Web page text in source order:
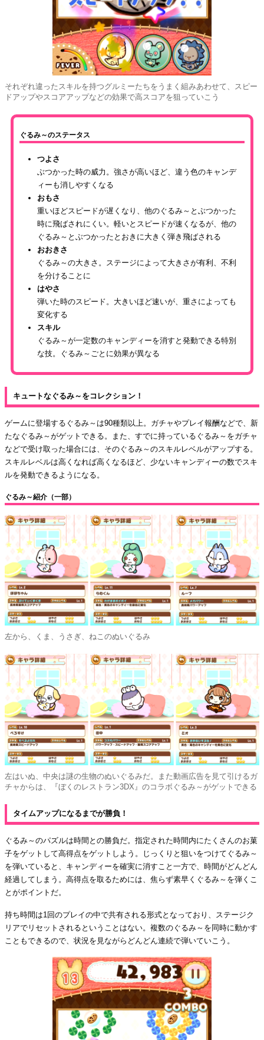
それぞれ違ったスキルを持つグルミーたちをうまく組みあわせて、スピー
ドアップやスコアアップなどの効果で高スコアを狙っていこう
ぐるみ～のステータス
つよさ
ぶつかった時の威力。強さが高いほど、違う色のキャンデ
ィーも消しやすくなる
おもさ
重いほどスピードが遅くなり、他のぐるみ～とぶつかった
時に飛ばされにくい。軽いとスピードが速くなるが、他の
ぐるみ～とぶつかったとおきに大きく弾き飛ばされる
おおきさ
ぐるみ～の大きさ。ステージによって大きさが有利、不利
を分けることに
はやさ
弾いた時のスピード。大きいほど速いが、重さによっても
変化する
スキル
ぐるみ～が一定数のキャンディーを消すと発動できる特別
な技。ぐるみ～ごとに効果が異なる
キュートなぐるみ～をコレクション！
ゲームに登場するぐるみ～は90種類以上。ガチャやプレイ報酬などで、新
たなぐるみ～がゲットできる。また、すでに持っているぐるみ～をガチャ
などで受け取った場合には、そのぐるみ～のスキルレベルがアップする。
スキルレベルは高くなれば高くなるほど、少ないキャンディーの数でスキ
ルを発動できるようになる。
ぐるみ～紹介（一部）
左から、くま、うさぎ、ねこのぬいぐるみ
左はいぬ、中央は謎の生物のぬいぐるみだ。また動画広告を見て引けるガ
チャからは、『ぼくのレストラン3DX』のコラボぐるみ～がゲットできる
タイムアップになるまでが勝負！
ぐるみ～のパズルは時間との勝負だ。指定された時間内にたくさんのお菓
子をゲットして高得点をゲットしよう。じっくりと狙いをつけてぐるみ～
を弾いていると、キャンディーを確実に消すこと一方で、時間がどんどん
経過してしまう。高得点を取るためには、焦らず素早くぐるみ～を弾くこ
とがポイントだ。
持ち時間は1回のプレイの中で共有される形式となっており、ステージク
リアでリセットされるということはない。複数のぐるみ～を同時に動かす
こともできるので、状況を見ながらどんどん連続で弾いていこう。